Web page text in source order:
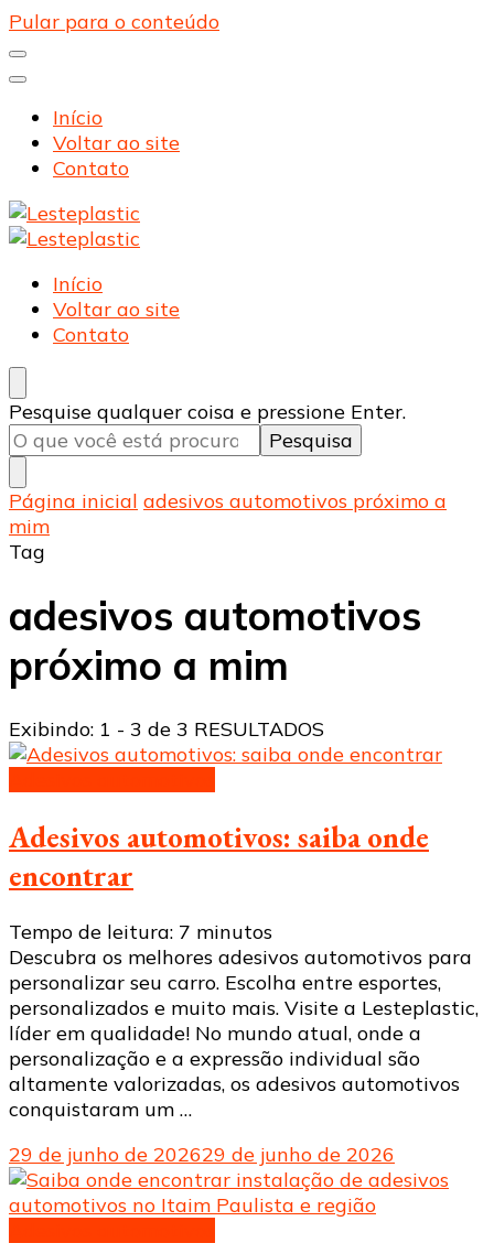
Pular para o conteúdo
Início
Voltar ao site
Contato
Lesteplastic
Blog – Lesteplastic
Lesteplastic
Blog – Lesteplastic
Início
Voltar ao site
Contato
Procurando
algo?
Pesquise qualquer coisa e pressione Enter.
Página inicial adesivos automotivos próximo a
mim
Tag
adesivos automotivos
próximo a mim
Exibindo: 1 - 3 de 3 RESULTADOS
Adesivos automotivos: saiba onde
encontrar
Tempo de leitura: 7 minutos
Descubra os melhores adesivos automotivos para
personalizar seu carro. Escolha entre esportes,
personalizados e muito mais. Visite a Lesteplastic,
líder em qualidade! No mundo atual, onde a
personalização e a expressão individual são
altamente valorizadas, os adesivos automotivos
conquistaram um …
29 de junho de 202629 de junho de 2026